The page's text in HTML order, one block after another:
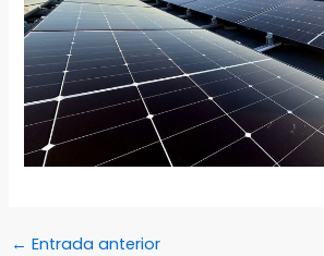
← Entrada anterior